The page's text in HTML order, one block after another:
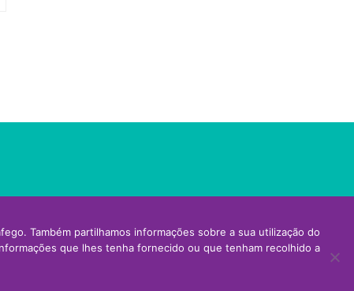
Também partilhamos informações sobre a sua utilização do
que lhes tenha fornecido ou que tenham recolhido a